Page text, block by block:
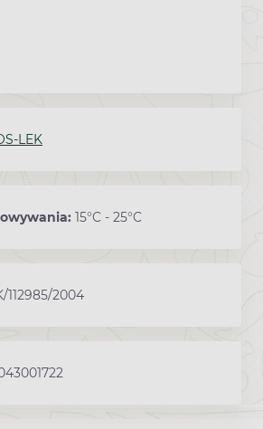
LEK
15°C - 25°C
112985/2004